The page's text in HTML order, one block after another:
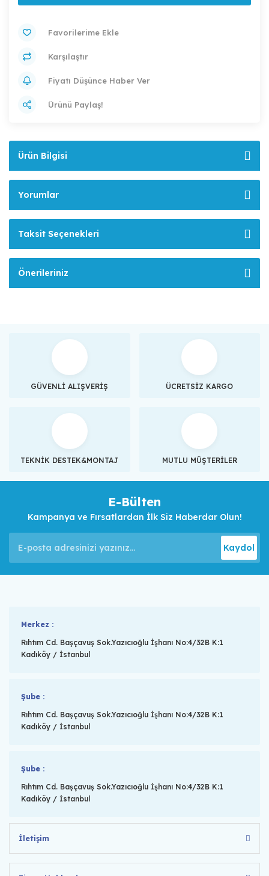
Karşılaştır
Fiyatı Düşünce Haber Ver
Ürünü Paylaş!
Ürün Bilgisi
Yorumlar
Taksit Seçenekleri
Önerileriniz
GÜVENLİ ALIŞVERİŞ ÜCRETSİZ KARGO
TEKNİK DESTEK&MONTAJ MUTLU MÜŞTERİLER
E-Bülten
Kampanya ve Fırsatlardan İlk Siz Haberdar Olun!
Kaydol
Merkez :
Rıhtım Cd. Başçavuş Sok.Yazıcıoğlu İşhanı No:4/32B K:1
Kadıköy / İstanbul
Şube :
Rıhtım Cd. Başçavuş Sok.Yazıcıoğlu İşhanı No:4/32B K:1
Kadıköy / İstanbul
Şube :
Rıhtım Cd. Başçavuş Sok.Yazıcıoğlu İşhanı No:4/32B K:1
Kadıköy / İstanbul
İletişim